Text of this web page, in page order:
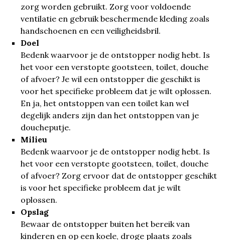
zorg worden gebruikt. Zorg voor voldoende
ventilatie en gebruik beschermende kleding zoals
handschoenen en een veiligheidsbril.
Doel
Bedenk waarvoor je de ontstopper nodig hebt. Is
het voor een verstopte gootsteen, toilet, douche
of afvoer? Je wil een ontstopper die geschikt is
voor het specifieke probleem dat je wilt oplossen.
En ja, het ontstoppen van een toilet kan wel
degelijk anders zijn dan het ontstoppen van je
doucheputje.
Milieu
Bedenk waarvoor je de ontstopper nodig hebt. Is
het voor een verstopte gootsteen, toilet, douche
of afvoer? Zorg ervoor dat de ontstopper geschikt
is voor het specifieke probleem dat je wilt
oplossen.
Opslag
Bewaar de ontstopper buiten het bereik van
kinderen en op een koele, droge plaats zoals